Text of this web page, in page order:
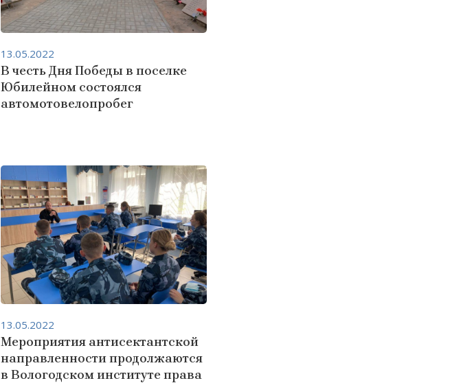
В честь Дня Победы в поселке
Юбилейном состоялся
автомотовелопробег
13.05.2022
Мероприятия антисектантской
направленности продолжаются
в Вологодском институте права
13.05.2022